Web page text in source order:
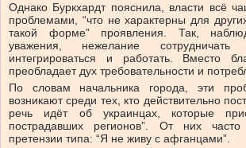
Однако Буркхардт пояснила, власти всё
проблемами, “что не характерны для
такой форме” проявления. Так,
уважения, нежелание
интегрироваться и работать. Вместо
преобладает дух требовательности и
По словам начальника города, эти
возникают среди тех, кто действительно
речь идёт об украинцах, которые
пострадавших регионов”. От них
претензии типа: “Я не живу с афганцами”.